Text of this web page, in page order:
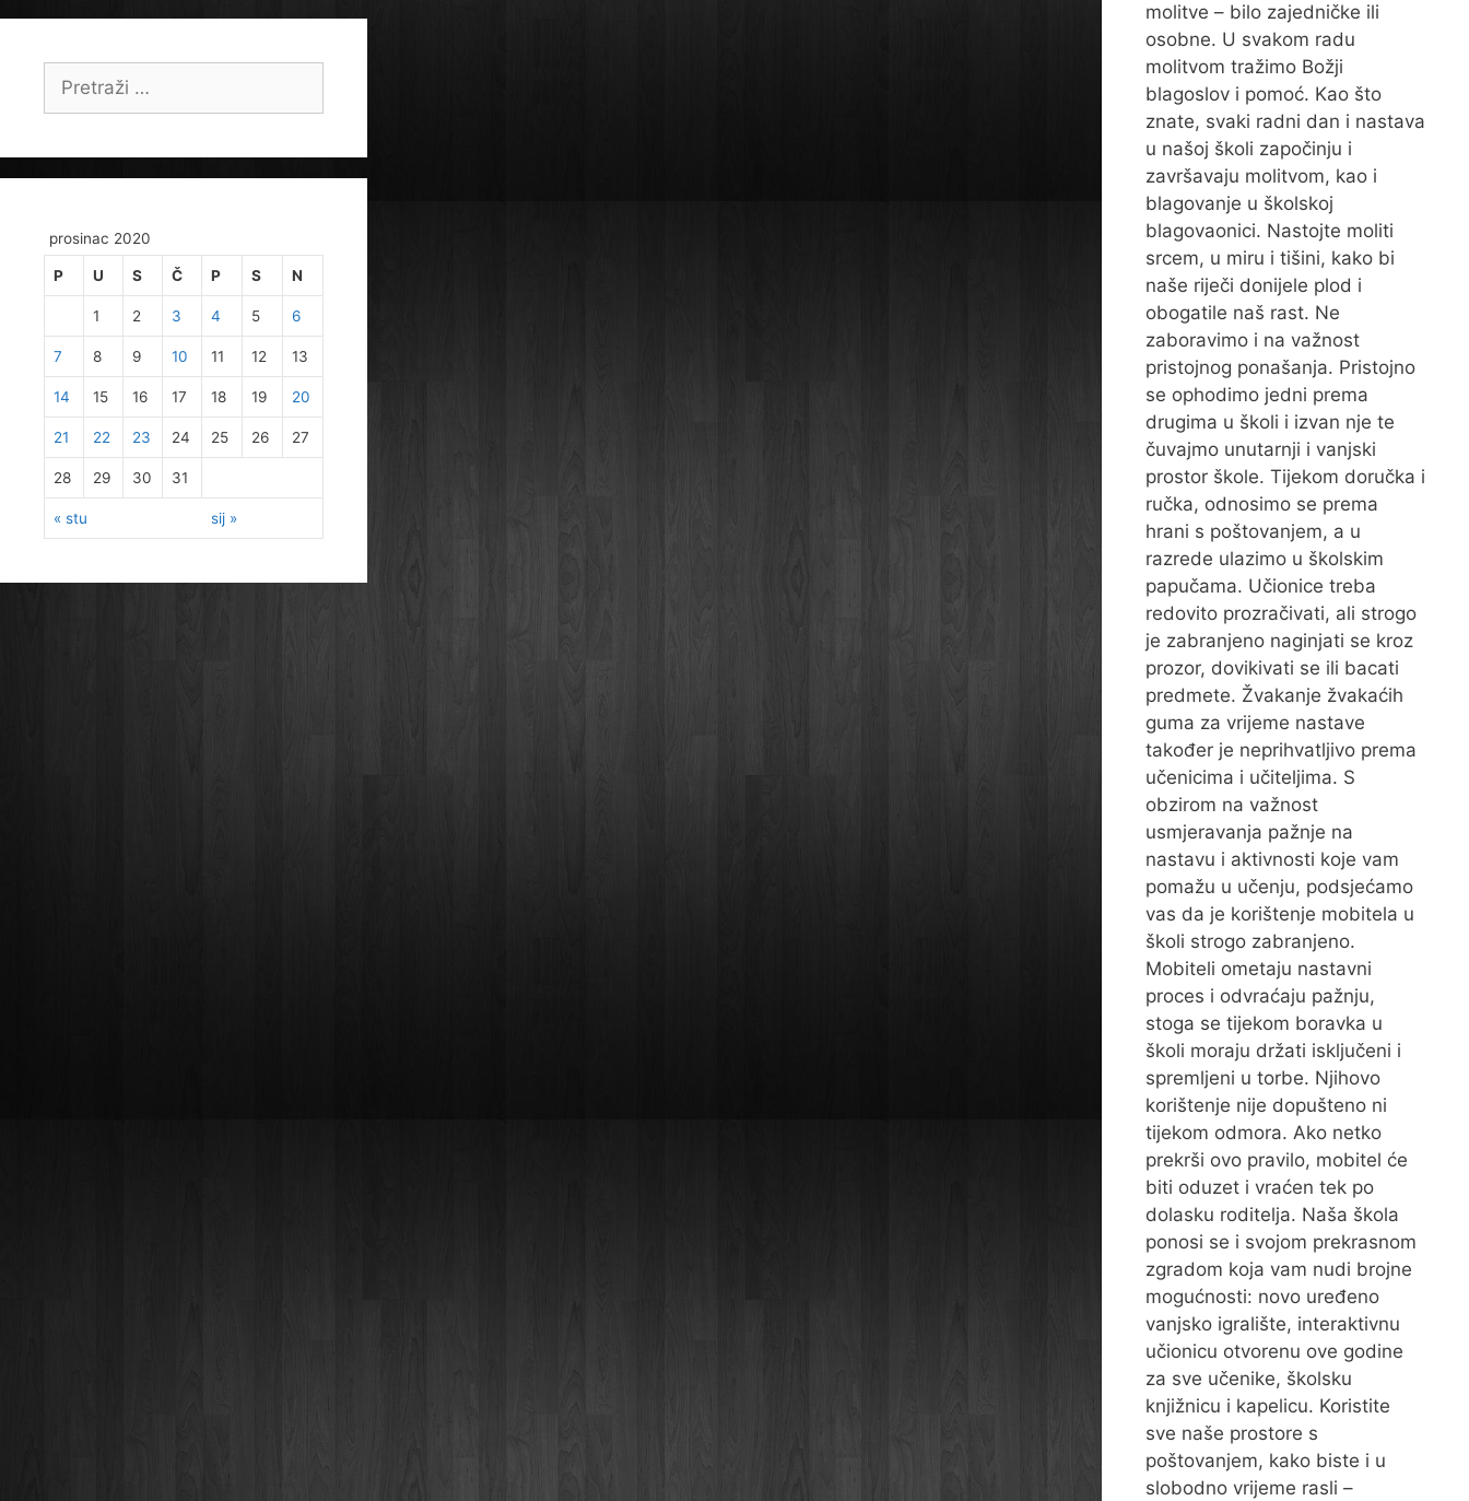
prosinac 2020
P U S Č P S N
« stu sij »
1 2 3 4 5 6
7 8 9 10 11 12 13
14 15 16 17 18 19 20
21 22 23 24 25 26 27
28 29 30 31
molitve – bilo zajedničke ili
osobne. U svakom radu
molitvom tražimo Božji
blagoslov i pomoć. Kao što
znate, svaki radni dan i nastava
u našoj školi započinju i
završavaju molitvom, kao i
blagovanje u školskoj
blagovaonici. Nastojte moliti
srcem, u miru i tišini, kako bi
naše riječi donijele plod i
obogatile naš rast. Ne
zaboravimo i na važnost
pristojnog ponašanja. Pristojno
se ophodimo jedni prema
drugima u školi i izvan nje te
čuvajmo unutarnji i vanjski
prostor škole. Tijekom doručka i
ručka, odnosimo se prema
hrani s poštovanjem, a u
razrede ulazimo u školskim
papučama. Učionice treba
redovito prozračivati, ali strogo
je zabranjeno naginjati se kroz
prozor, dovikivati se ili bacati
predmete. Žvakanje žvakaćih
guma za vrijeme nastave
također je neprihvatljivo prema
učenicima i učiteljima. S
obzirom na važnost
usmjeravanja pažnje na
nastavu i aktivnosti koje vam
pomažu u učenju, podsjećamo
vas da je korištenje mobitela u
školi strogo zabranjeno.
Mobiteli ometaju nastavni
proces i odvraćaju pažnju,
stoga se tijekom boravka u
školi moraju držati isključeni i
spremljeni u torbe. Njihovo
korištenje nije dopušteno ni
tijekom odmora. Ako netko
prekrši ovo pravilo, mobitel će
biti oduzet i vraćen tek po
dolasku roditelja. Naša škola
ponosi se i svojom prekrasnom
zgradom koja vam nudi brojne
mogućnosti: novo uređeno
vanjsko igralište, interaktivnu
učionicu otvorenu ove godine
za sve učenike, školsku
knjižnicu i kapelicu. Koristite
sve naše prostore s
poštovanjem, kako biste i u
slobodno vrijeme rasli –